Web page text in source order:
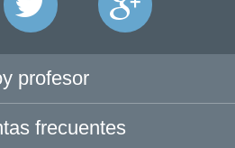
profesor
frecuentes